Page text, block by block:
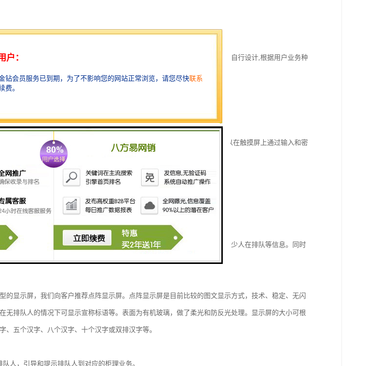
目前比较流行的排队系统都采用触摸屏方式。取号机的用户界面可以由用户自行设计,根据用户业务种
费进行软件的升级，比如增加窗口，增加排队种类等。
，分辨率可达1024*768。
次排队。
户要求，为用户设计VIP卡（磁卡、IC卡等），然后通过VIP卡取号，也可以在触摸屏上通过输入和密
音效格式的提示音和背景音乐。
，方便移动，安装简单。
员使用，键盘上有单色液晶屏，显示当前正在办理业务的顾客号，以及有多少人在排队等信息。同时
评价器连接，可实现与顾客对讲。
的显示屏，我们向客户推荐点阵显示屏。点阵显示屏是目前比较的图文显示方式，技术、稳定、无闪
无排队人的情况下可显示宣称标语等。表面为有机玻璃，做了柔光和防反光处理。显示屏的大小可根
、五个汉字、八个汉字、十个汉字或双排汉字等。
队人，引导和提示排队人到对应的柜理业务。